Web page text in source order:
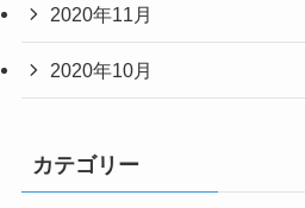
2020年11月
2020年10月
カテゴリー